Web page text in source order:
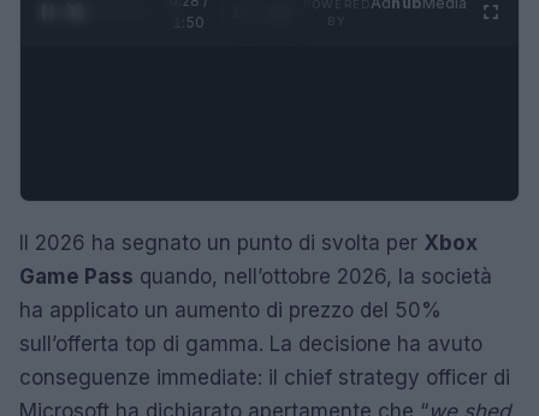
1:50
Il 2026 ha segnato un punto di svolta per Xbox
Game Pass quando, nell’ottobre 2026, la società
ha applicato un aumento di prezzo del 50%
sull’offerta top di gamma. La decisione ha avuto
conseguenze immediate: il chief strategy officer di
Microsoft ha dichiarato apertamente che “we shed